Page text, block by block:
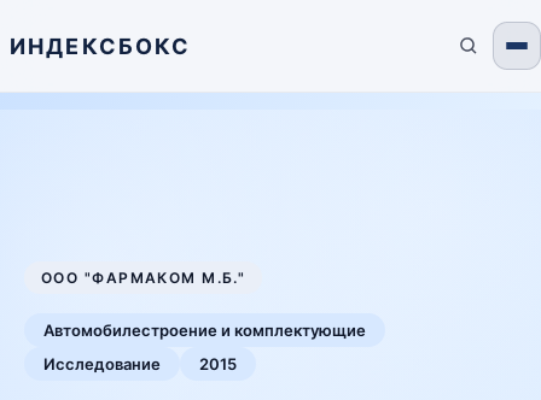
ИНДЕКСБОКС
ООО "ФАРМАКОМ М.Б."
Автомобилестроение и комплектующие
Исследование
2015